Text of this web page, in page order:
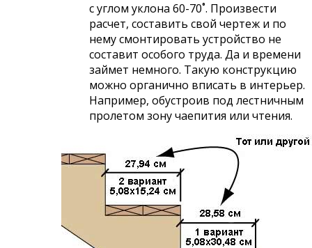
с углом уклона 60-70˚. Произвести
расчет, составить свой чертеж и по
нему смонтировать устройство не
составит особого труда. Да и времени
займет немного. Такую конструкцию
можно органично вписать в интерьер.
Например, обустроив под лестничным
пролетом зону чаепития или чтения.